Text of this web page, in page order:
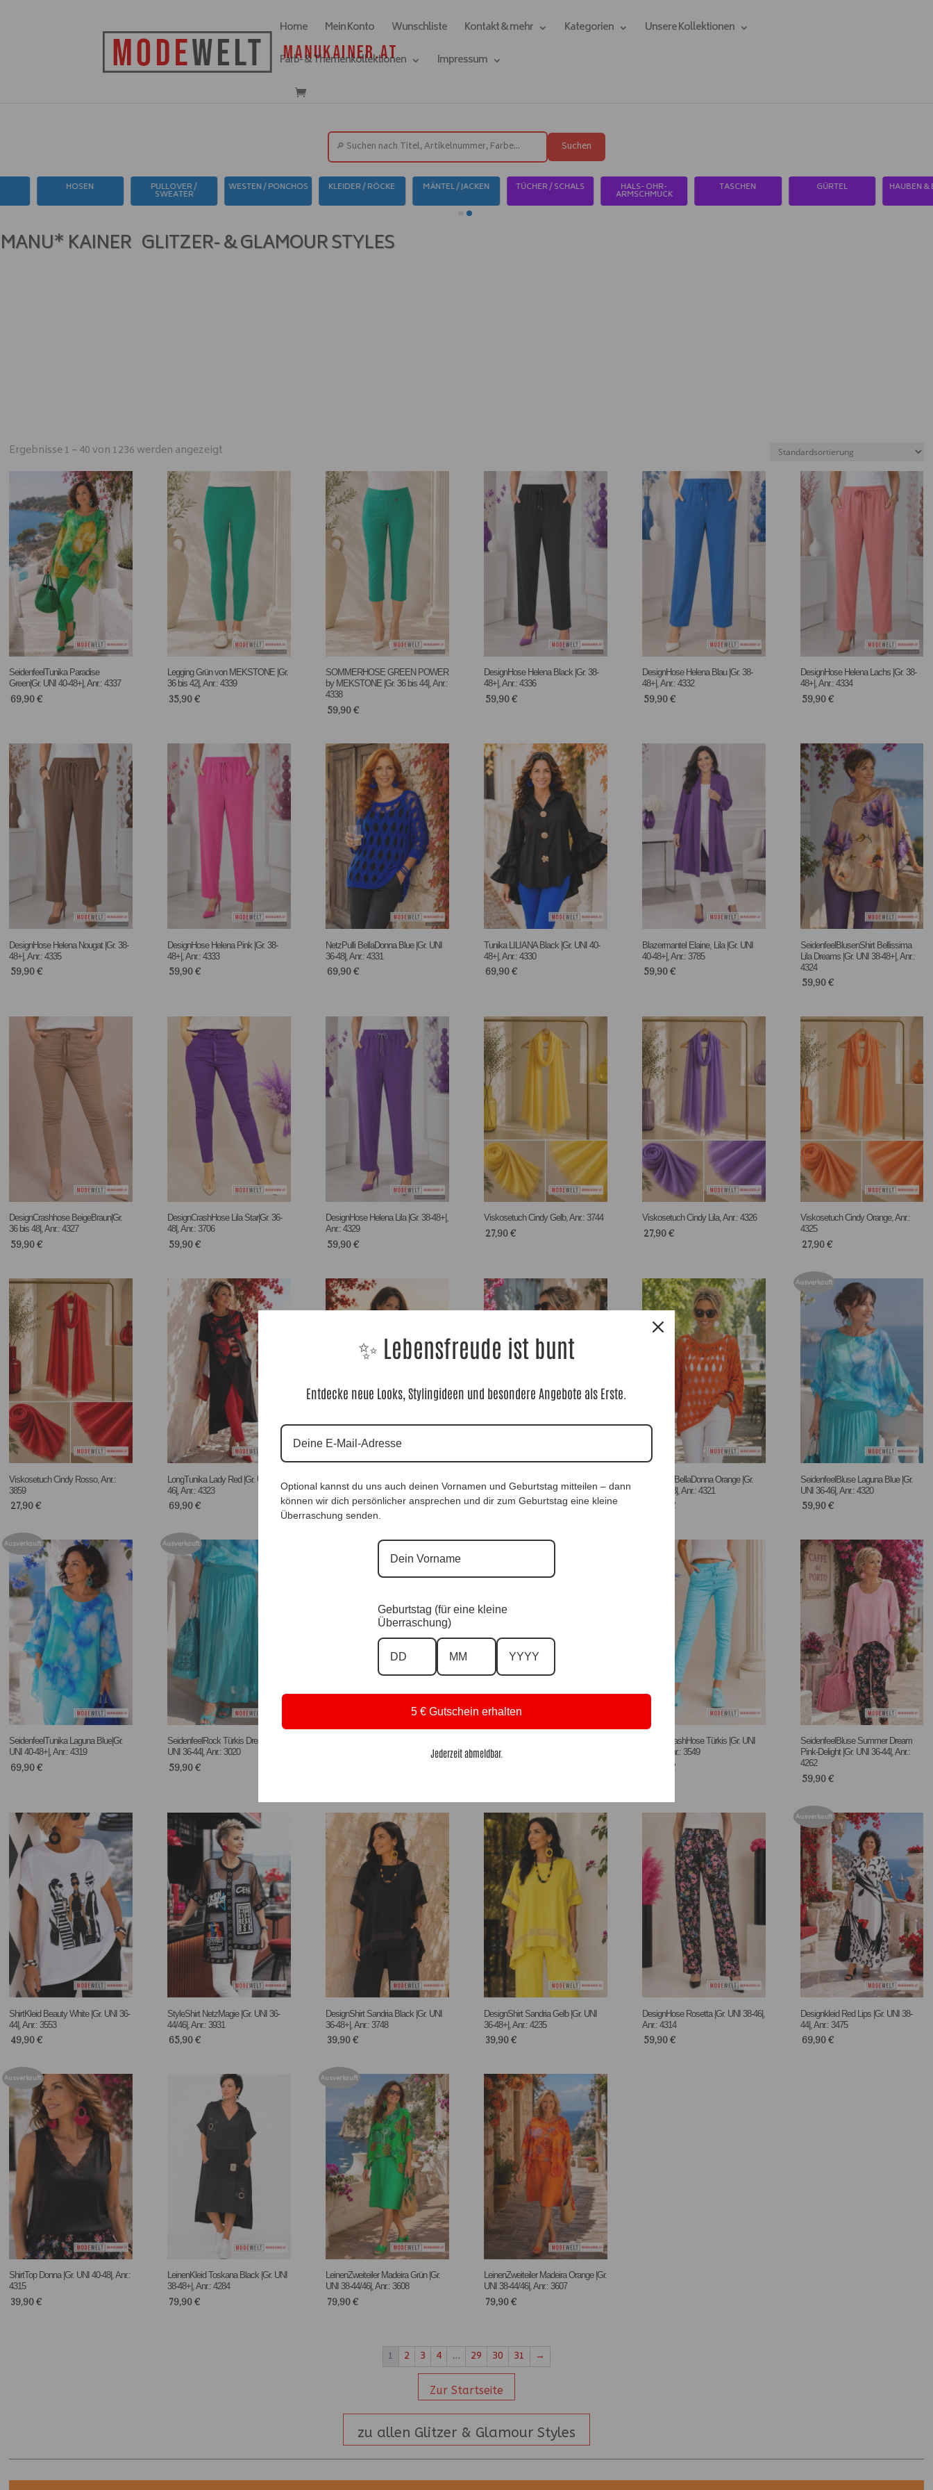
Home Mein Konto Wunschliste Kontakt & mehr Kategorien
Unsere Kollektionen
Farb- & Themenkollektionen
Impressum
Suchen
PULLOVER / WESTEN / PONCHOS KLEIDER / RÖCKE MÄNTEL / JACKEN TÜCHER / SCHALS HALS- OHR- TASCHEN HAUBEN & BRILLEN ALLE ACCESSOIRES
MANU* KAINER GLITZER- & GLAMOUR STYLES
Ergebnisse 1 – 40 von 1236 werden angezeigt
SeidenfeelTunika Paradise
Green|Gr. UNI 40-48+|, Anr.: 4337
69,90€
Legging Grün von MEKSTONE |Gr.
36 bis 42|, Anr.: 4339
35,90€
SOMMERHOSE GREEN POWER
by MEKSTONE |Gr. 36 bis 44|, Anr.:
4338
59,90€
DesignHose Helena Black |Gr. 38-
48+|, Anr.: 4336
59,90€
DesignHose Helena Blau |Gr. 38-
48+|, Anr.: 4332
59,90€
DesignHose Helena Lachs |Gr. 38-
48+|, Anr.: 4334
59,90€
DesignHose Helena Nougat |Gr. 38-
48+|, Anr.: 4335
59,90€
DesignHose Helena Pink |Gr. 38-
48+|, Anr.: 4333
59,90€
NetzPulli BellaDonna Blue |Gr. UNI
36-48|, Anr.: 4331
69,90€
Tunika LILIANA Black |Gr. UNI 40-
48+|, Anr.: 4330
69,90€
Blazermantel Elaine, Lila |Gr. UNI
40-48+|, Anr.: 3785
59,90€
SeidenfeelBlusenShirt Bellissima
Lila Dreams |Gr. UNI 38-48+|, Anr.:
4324
59,90€
DesignCrashhose BeigeBraun|Gr.
36 bis 48|, Anr.: 4327
59,90€
DesignCrashHose Lila Star|Gr. 36-
48|, Anr.: 3706
59,90€
DesignHose Helena Lila |Gr. 38-48+|,
Anr.: 4329
59,90€
Viskosetuch Cindy Gelb, Anr.: 3744
27,90€
Viskosetuch Cindy Lila, Anr.: 4326
27,90€
Viskosetuch Cindy Orange, Anr.:
4325
27,90€
Viskosetuch Cindy Rosso, Anr.:
3859
27,90€
LongTunika Lady Red |Gr. UNI 38-
46|, Anr.: 4323
69,90€
46|, Anr.: 4322
59,90€
36-48|, Anr.: 4316
69,90€
NetzPulli BellaDonna Orange |Gr.
UNI 36-48|, Anr.: 4321
€
Ausverkauft
SeidenfeelBluse Laguna Blue |Gr.
UNI 36-46|, Anr.: 4320
59,90€
Ausverkauft
SeidenfeelTunika Laguna Blue|Gr.
UNI 40-48+|, Anr.: 4319
69,90€
Ausverkauft
SeidenfeelRock Türkis Dream |Gr.
UNI 36-44|, Anr.: 3020
59,90€
|Gr. 38 bis 48+|, Anr.: 4317
DesignCrashHose Türkis |Gr. UNI
36-48|, Anr.: 3549
€
SeidenfeelBluse Summer Dream
Pink-Delight |Gr. UNI 36-44|, Anr.:
4262
59,90€
ShirtKleid Beauty White |Gr. UNI 36-
44|, Anr.: 3553
49,90€
StyleShirt NetzMagie |Gr. UNI 36-
44/46|, Anr.: 3931
65,90€
DesignShirt Sandria Black |Gr. UNI
36-48+|, Anr.: 3748
39,90€
DesignShirt Sandria Gelb |Gr. UNI
36-48+|, Anr.: 4235
39,90€
DesignHose Rosetta |Gr. UNI 38-46|,
Anr.: 4314
59,90€
Ausverkauft
Designkleid Red Lips |Gr. UNI 38-
44|, Anr.: 3475
69,90€
Ausverkauft
ShirtTop Donna |Gr. UNI 40-48|, Anr.:
4315
39,90€
LeinenKleid Toskana Black |Gr. UNI
38-48+|, Anr.: 4284
79,90€
Ausverkauft
LeinenZweiteiler Madeira Grün |Gr.
UNI 38-44/46|, Anr.: 3608
79,90€
LeinenZweiteiler Madeira Orange |Gr.
UNI 38-44/46|, Anr.: 3607
79,90€
1 2 3 4 … 29 30 31 →
Zur Startseite
zu allen Glitzer & Glamour Styles
✨ Lebensfreude ist bunt
Entdecke neue Looks, Stylingideen und besondere Angebote als Erste.
Optional kannst du uns auch deinen Vornamen und Geburtstag mitteilen – dann
können wir dich persönlicher ansprechen und dir zum Geburtstag eine kleine
Überraschung senden.
Geburtstag (für eine kleine
Überraschung)
5 € Gutschein erhalten
Jederzeit abmeldbar.